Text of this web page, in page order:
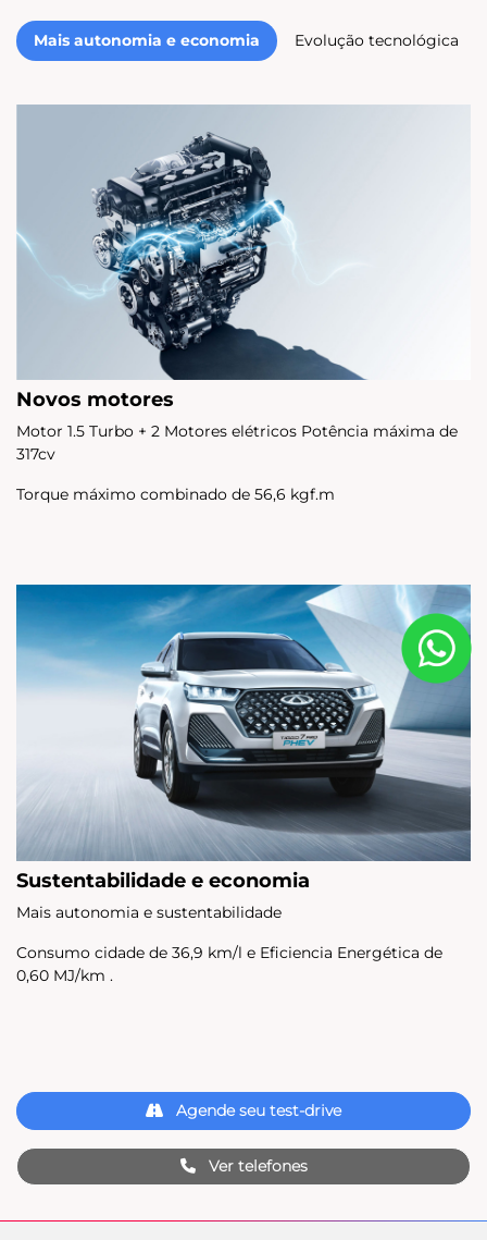
Mais autonomia e economia Evolução tecnológica
Novos motores
Motor 1.5 Turbo + 2 Motores elétricos Potência máxima de
317cv
Torque máximo combinado de 56,6 kgf.m
Sustentabilidade e economia
Mais autonomia e sustentabilidade
Consumo cidade de 36,9 km/l e Eficiencia Energética de
0,60 MJ/km .
Ver telefones
Agende seu test-drive